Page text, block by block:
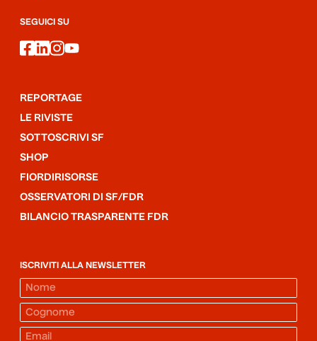
SEGUICI SU
facebook
linkedin
instagram
youtube
REPORTAGE
LE RIVISTE
SOTTOSCRIVI SF
SHOP
FIORDIRISORSE
OSSERVATORI DI SF/FDR
BILANCIO TRASPARENTE FDR
ISCRIVITI ALLA NEWSLETTER